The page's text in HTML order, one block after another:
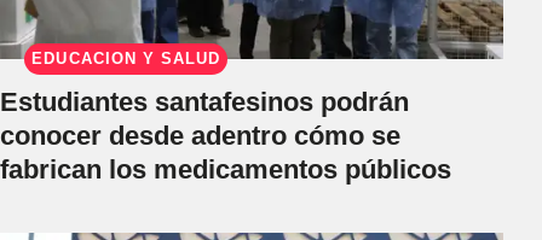
EDUCACIÓN Y SALUD
Estudiantes santafesinos podrán
conocer desde adentro cómo se
fabrican los medicamentos públicos